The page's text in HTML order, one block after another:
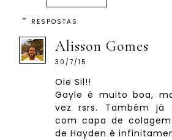
RESPOSTAS
Alisson Gomes
30/7/15
Oie Sil!!
Gayle é muito boa,
vez rsrs. Também já
com capa de
de Hayden é